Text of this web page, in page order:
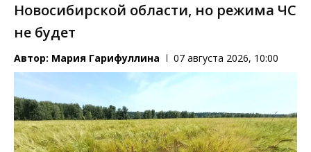
Новосибирской области, но режима ЧС
не будет
Автор: Мария Гарифуллина 07 августа 2026, 10:00